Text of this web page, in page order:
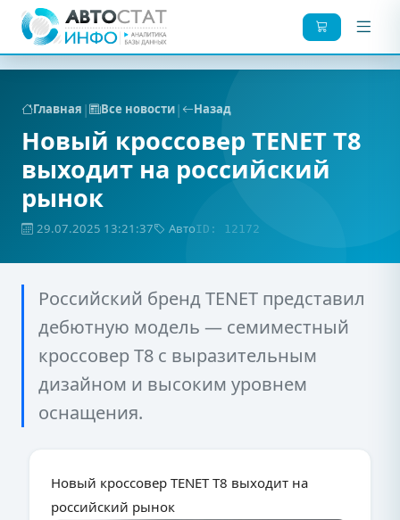
Главная | Все новости| Назад
Новый кроссовер TENET T8
выходит на российский
рынок
29.07.2025 13:21:37 АвтоID: 12172
Российский бренд TENET представил
дебютную модель — семиместный
кроссовер T8 с выразительным
дизайном и высоким уровнем
оснащения.
Новый кроссовер TENET T8 выходит на
российский рынок